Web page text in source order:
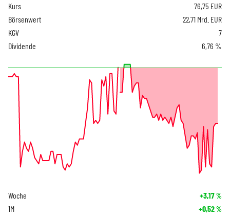
Kurs 76,75 EUR
Börsenwert
22,71 Mrd. EUR
KGV
7
Dividende
6,76 %
Woche +3,17%
1M +0,52%